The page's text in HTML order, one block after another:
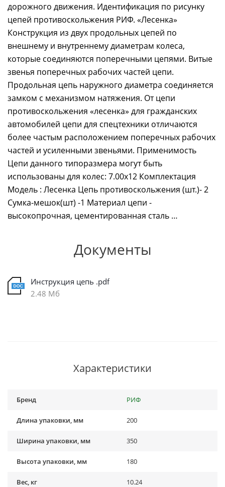
дорожного движения. Идентификация по рисунку
цепей противоскольжения РИФ. «Лесенка»
Конструкция из двух продольных цепей по
внешнему и внутреннему диаметрам колеса,
которые соединяются поперечными цепями. Витые
звенья поперечных рабочих частей цепи.
Продольная цепь наружного диаметра соединяется
замком с механизмом натяжения. От цепи
противоскольжения «лесенка» для гражданских
автомобилей цепи для спецтехники отличаются
более частым расположением поперечных рабочих
частей и усиленными звеньями. Применимость
Цепи данного типоразмера могут быть
использованы для колес: 7.00х12 Комплектация
Модель : Лесенка Цепь противоскольжения (шт.)- 2
Сумка-мешок(шт) -1 Материал цепи -
высокопрочная, цементированная сталь …
Документы
Инструкция цепь .pdf
2.48 Мб
Характеристики
Бренд РИФ
Длина упаковки, мм 200
Ширина упаковки, мм 350
Высота упаковки, мм 180
Вес, кг 10.24